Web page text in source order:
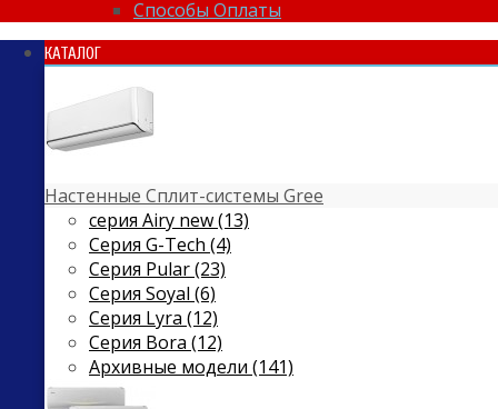
Способы Оплаты
КАТАЛОГ
Настенные Сплит-системы Gree
серия Airy new (13)
Серия G-Tech (4)
Серия Pular (23)
Cерия Soyal (6)
Серия Lyra (12)
Серия Bora (12)
Архивные модели (141)